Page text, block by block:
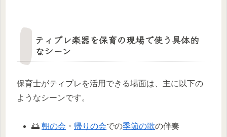
ティプレ楽器を保育の現場で使う具体的
なシーン
保育士がティプレを活用できる場面は、主に以下の
ようなシーンです。
🌅朝の会 ・ 帰りの会での季節の歌の伴奏